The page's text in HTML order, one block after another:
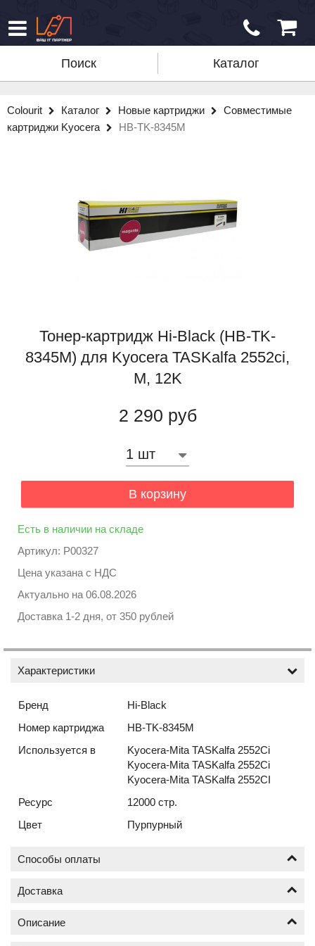
Поиск Каталог
Colourit Каталог Новые картриджи
Совместимые
картриджи Kyocera
HB-TK-8345M
Тонер-картридж Hi-Black (HB-TK-
8345M) для Kyocera TASKalfa 2552ci,
M, 12K
2 290 руб
В корзину
Есть в наличии на складе
Артикул: P00327
Цена указана с НДС
Актуально на 06.08.2026
Доставка 1-2 дня, от 350 рублей
Характеристики
Бренд
Hi-Black
Номер картриджа
HB-TK-8345M
Используется в
Kyocera-Mita TASKalfa 2552Ci
Kyocera-Mita TASKalfa 2552Ci
Kyocera-Mita TASKalfa 2552CI
Ресурс
12000 стр.
Цвет
Пурпурный
Способы оплаты
Оплата по безналичному расчёту (счёт с НДС)
Доставка
Доставка новых картриджей по Москве осуществляется
Описание